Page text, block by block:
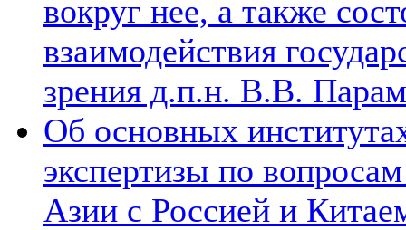
вокруг нее, а также
взаимодействия
зрения д.п.н. В.В.
Об основных
экспертизы по
Азии с Россией и